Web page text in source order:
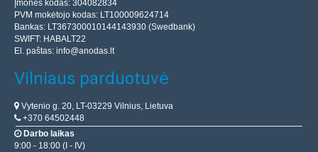
Įmonės kodas: 304082834
PVM mokėtojo kodas: LT100009624714
Bankas: LT367300010144143930 (Swedbank)
SWIFT: HABALT22
El. paštas: info@anodas.lt
Vilniaus parduotuvė
Vytenio g. 20, LT-03229 Vilnius, Lietuva
+370 64502448
Darbo laikas
9:00 - 18:00 (I - IV)